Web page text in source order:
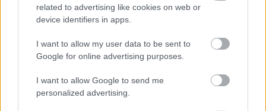
related to advertising like cookies on web or
device identifiers in apps.
I want to allow my user data to be sent to
Google for online advertising purposes.
I want to allow Google to send me
personalized advertising.